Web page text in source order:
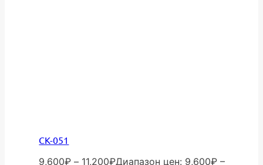
СК-051
9,600₽ – 11,200₽Диапазон цен: 9,600₽ –